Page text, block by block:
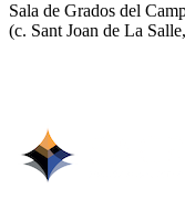
Sala de Grados del
(c. Sant Joan de La